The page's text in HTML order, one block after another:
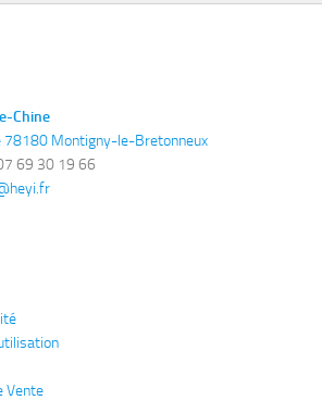
Chine
78180 Montigny-le-Bretonneux
69 30 19 66
Vente